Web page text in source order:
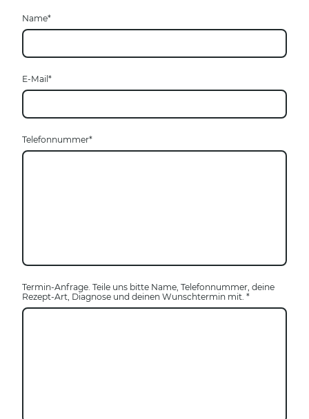
Name*
E-Mail*
Telefonnummer*
Termin-Anfrage. Teile uns bitte Name, Telefonnummer, deine
Rezept-Art, Diagnose und deinen Wunschtermin mit. *